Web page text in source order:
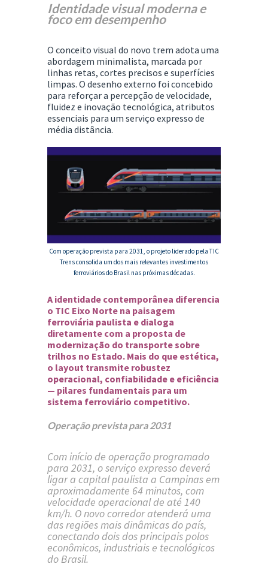
Identidade visual moderna e
foco em desempenho
O conceito visual do novo trem adota uma
abordagem minimalista, marcada por
linhas retas, cortes precisos e superfícies
limpas. O desenho externo foi concebido
para reforçar a percepção de velocidade,
fluidez e inovação tecnológica, atributos
essenciais para um serviço expresso de
média distância.
Com operação prevista para 2031, o projeto liderado pelaTIC
Trensconsolida um dos mais relevantes investimentos
ferroviários do Brasil nas próximas décadas.
A identidade contemporânea diferencia
o TIC Eixo Norte na paisagem
ferroviária paulista e dialoga
diretamente com a proposta de
modernização do transporte sobre
trilhos no Estado. Mais do que estética,
o layout transmite robustez
operacional, confiabilidade e eficiência
— pilares fundamentais para um
sistema ferroviário competitivo.
Operação prevista para 2031
Com início de operação programado
para 2031, o serviço expresso deverá
ligar a capital paulista a Campinas em
aproximadamente 64 minutos, com
velocidade operacional de até 140
km/h. O novo corredor atenderá uma
das regiões mais dinâmicas do país,
conectando dois dos principais polos
econômicos, industriais e tecnológicos
do Brasil.